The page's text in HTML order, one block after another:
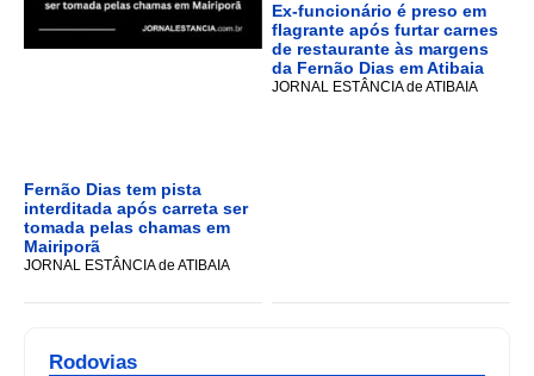
Fernão Dias tem pista
interditada após carreta ser
tomada pelas chamas em
Mairiporã
JORNAL ESTÂNCIA de ATIBAIA
Ex-funcionário é preso em
flagrante após furtar carnes
de restaurante às margens
da Fernão Dias em Atibaia
JORNAL ESTÂNCIA de ATIBAIA
Rodovias